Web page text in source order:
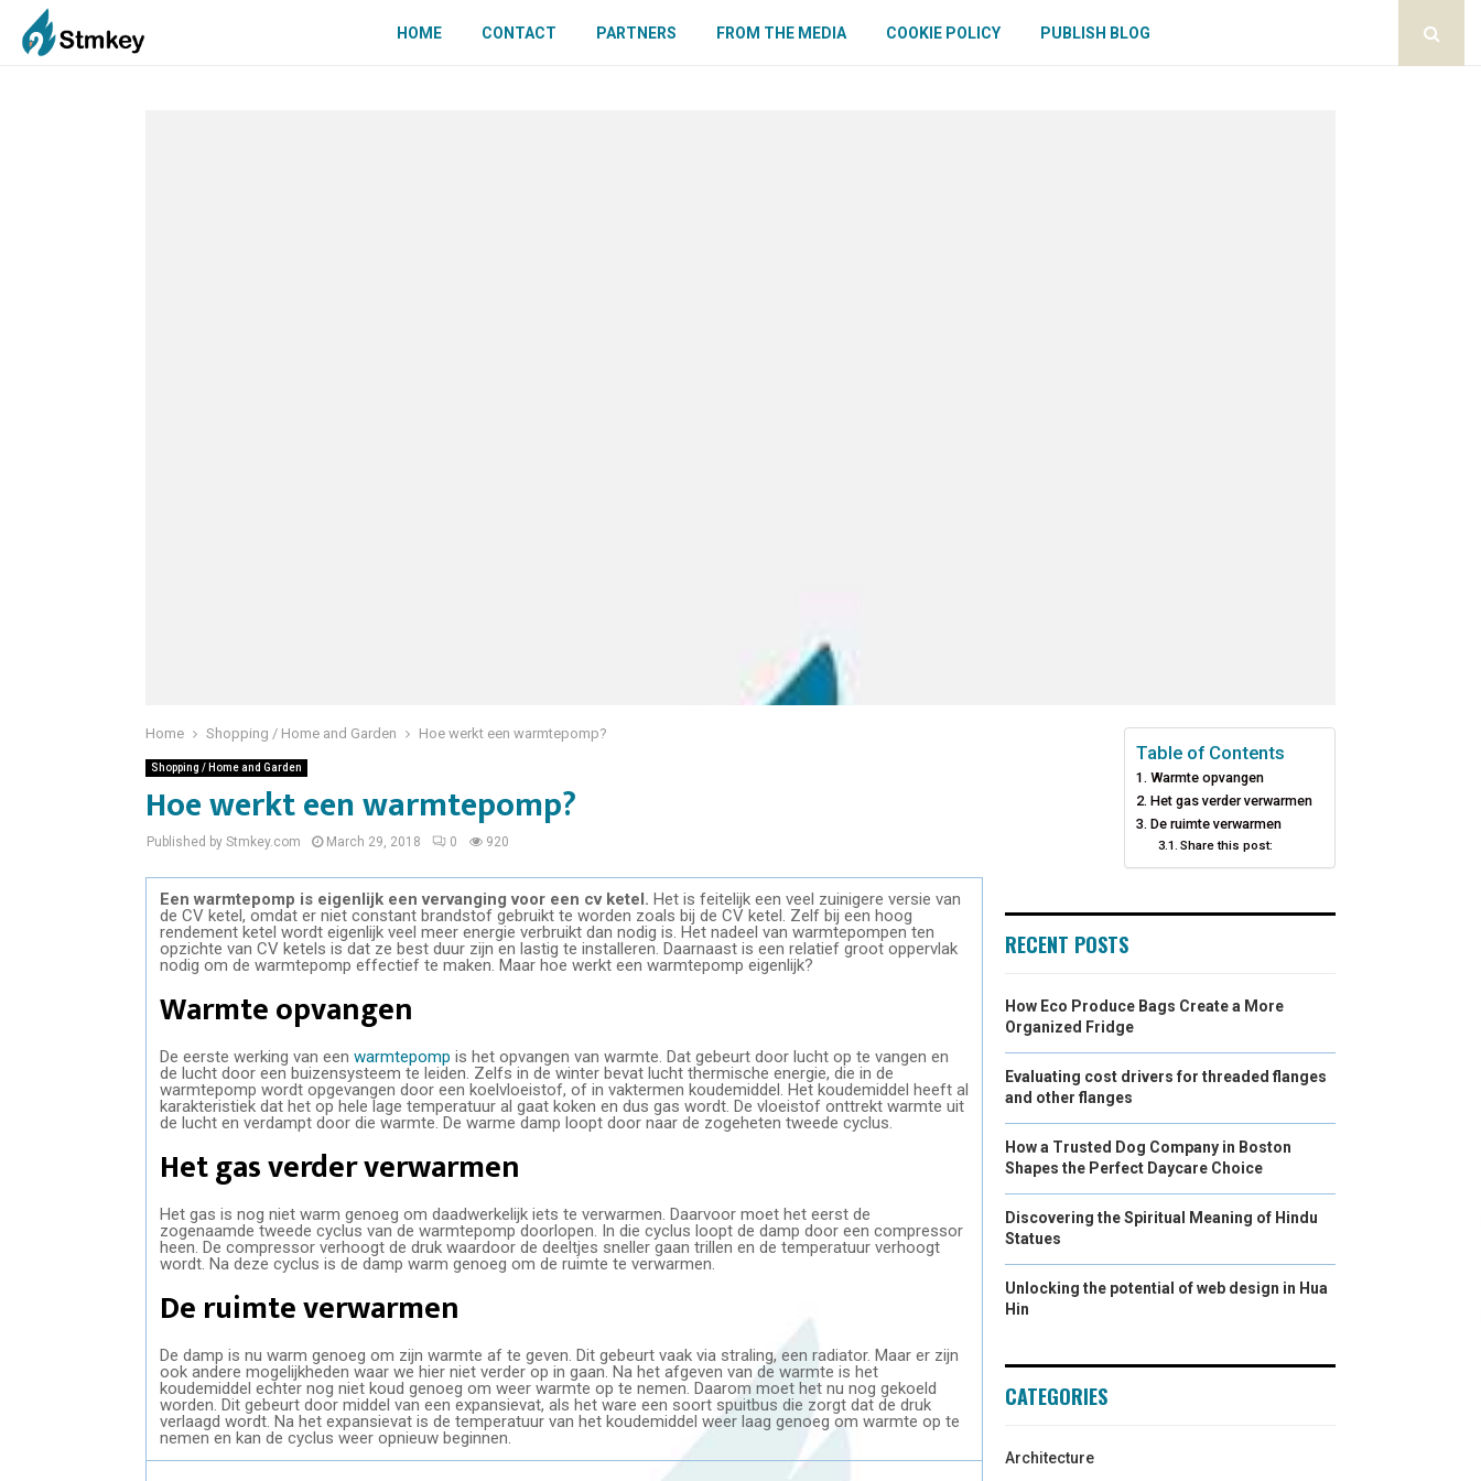
HOME CONTACT PARTNERS FROM THE MEDIA COOKIE POLICY PUBLISH BLOG
Home Shopping / Home and Garden Hoe werkt een warmtepomp?
Shopping / Home and Garden
Hoe werkt een warmtepomp?
Published by Stmkey.com March 29, 2018 0 920
Een warmtepomp is eigenlijk een vervanging voor een cv ketel. Het is feitelijk een veel zuinigere versie van
de CV ketel, omdat er niet constant brandstof gebruikt te worden zoals bij de CV ketel. Zelf bij een hoog
rendement ketel wordt eigenlijk veel meer energie verbruikt dan nodig is. Het nadeel van warmtepompen ten
opzichte van CV ketels is dat ze best duur zijn en lastig te installeren. Daarnaast is een relatief groot oppervlak
nodig om de warmtepomp effectief te maken. Maar hoe werkt een warmtepomp eigenlijk?
Warmte opvangen
De eerste werking van een warmtepomp is het opvangen van warmte. Dat gebeurt door lucht op te vangen en
de lucht door een buizensysteem te leiden. Zelfs in de winter bevat lucht thermische energie, die in de
warmtepomp wordt opgevangen door een koelvloeistof, of in vaktermen koudemiddel. Het koudemiddel heeft al
karakteristiek dat het op hele lage temperatuur al gaat koken en dus gas wordt. De vloeistof onttrekt warmte uit
de lucht en verdampt door die warmte. De warme damp loopt door naar de zogeheten tweede cyclus.
Het gas verder verwarmen
Het gas is nog niet warm genoeg om daadwerkelijk iets te verwarmen. Daarvoor moet het eerst de
zogenaamde tweede cyclus van de warmtepomp doorlopen. In die cyclus loopt de damp door een compressor
heen. De compressor verhoogt de druk waardoor de deeltjes sneller gaan trillen en de temperatuur verhoogt
wordt. Na deze cyclus is de damp warm genoeg om de ruimte te verwarmen.
De ruimte verwarmen
De damp is nu warm genoeg om zijn warmte af te geven. Dit gebeurt vaak via straling, een radiator. Maar er zijn
ook andere mogelijkheden waar we hier niet verder op in gaan. Na het afgeven van de warmte is het
koudemiddel echter nog niet koud genoeg om weer warmte op te nemen. Daarom moet het nu nog gekoeld
worden. Dit gebeurt door middel van een expansievat, als het ware een soort spuitbus die zorgt dat de druk
verlaagd wordt. Na het expansievat is de temperatuur van het koudemiddel weer laag genoeg om warmte op te
nemen en kan de cyclus weer opnieuw beginnen.
Table of Contents
Warmte opvangen
Het gas verder verwarmen
De ruimte verwarmen
Share this post:
RECENT POSTS
How Eco Produce Bags Create a More
Organized Fridge
Evaluating cost drivers for threaded flanges
and other flanges
How a Trusted Dog Company in Boston
Shapes the Perfect Daycare Choice
Discovering the Spiritual Meaning of Hindu
Statues
Unlocking the potential of web design in Hua
Hin
CATEGORIES
Architecture